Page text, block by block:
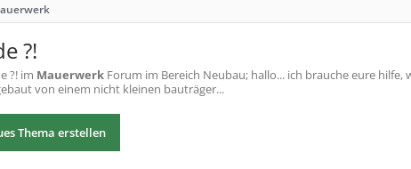
?!
?! im Mauerwerk Forum im Bereich Neubau; hallo... ich brauche eure
von einem nicht kleinen bauträger...
Thema erstellen